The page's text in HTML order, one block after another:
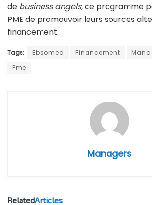
de business angels, ce programme
PME de promouvoir leurs sources
financement.
Tags: Ebsomed Financement
Pme
Managers
RelatedArticles